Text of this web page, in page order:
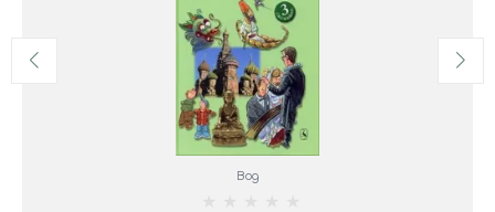
Bog